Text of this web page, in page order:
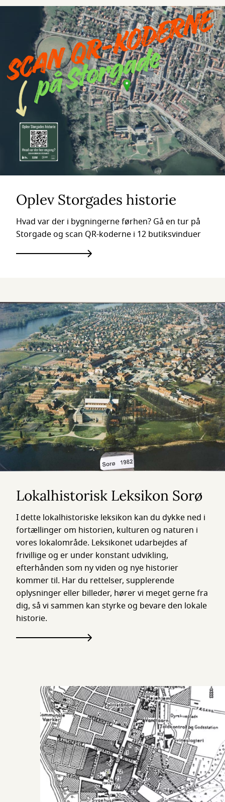
Oplev Storgades historie
Hvad var der i bygningerne førhen? Gå en tur på
Storgade og scan QR-koderne i 12 butiksvinduer
Lokalhistorisk Leksikon Sorø
I dette lokalhistoriske leksikon kan du dykke ned i
fortællinger om historien, kulturen og naturen i
vores lokalområde. Leksikonet udarbejdes af
frivillige og er under konstant udvikling,
efterhånden som ny viden og nye historier
kommer til. Har du rettelser, supplerende
oplysninger eller billeder, hører vi meget gerne fra
dig, så vi sammen kan styrke og bevare den lokale
historie.